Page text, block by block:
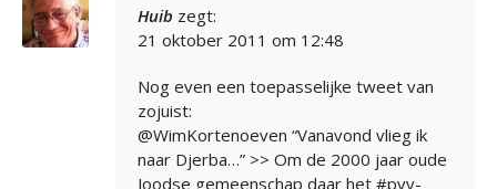
Huib zegt:
21 oktober 2011 om 12:48
Nog even een toepasselijke tweet van
zojuist:
@WimKortenoeven “Vanavond vlieg ik
naar Djerba…” >> Om de 2000 jaar oude
Joodse gemeenschap daar het #pvv-